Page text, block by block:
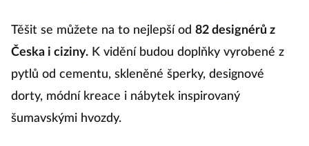
Těšit se můžete na to nejlepší od 82 designérů z
Česka i ciziny. K vidění budou doplňky vyrobené z
pytlů od cementu, skleněné šperky, designové
dorty, módní kreace i nábytek inspirovaný
šumavskými hvozdy.